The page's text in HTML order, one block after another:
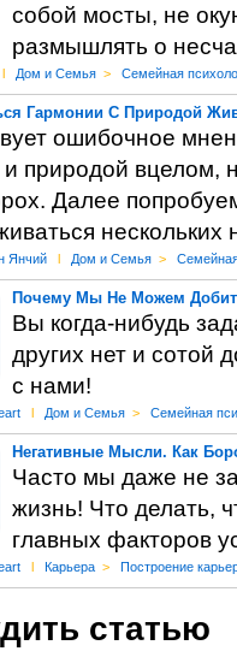
собой мосты, не
размышлять о
l Дом и Семья > Семейная
Гармонии С Природой
ошибочное
природой вцелом,
Далее
Янчий l Дом и Семья >
Почему Мы Не Можем
Вы когда-нибудь
других нет и сотой
с нами!
l Дом и Семья > Семейная
Негативные Мысли. Как
Часто мы даже не
жизнь! Что делать,
главных факторов
l Карьера > Построение
статью